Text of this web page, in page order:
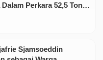
Perkara 52,5 Ton
Sjamsoeddin